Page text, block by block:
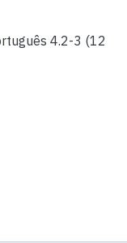
4.2-3 (12